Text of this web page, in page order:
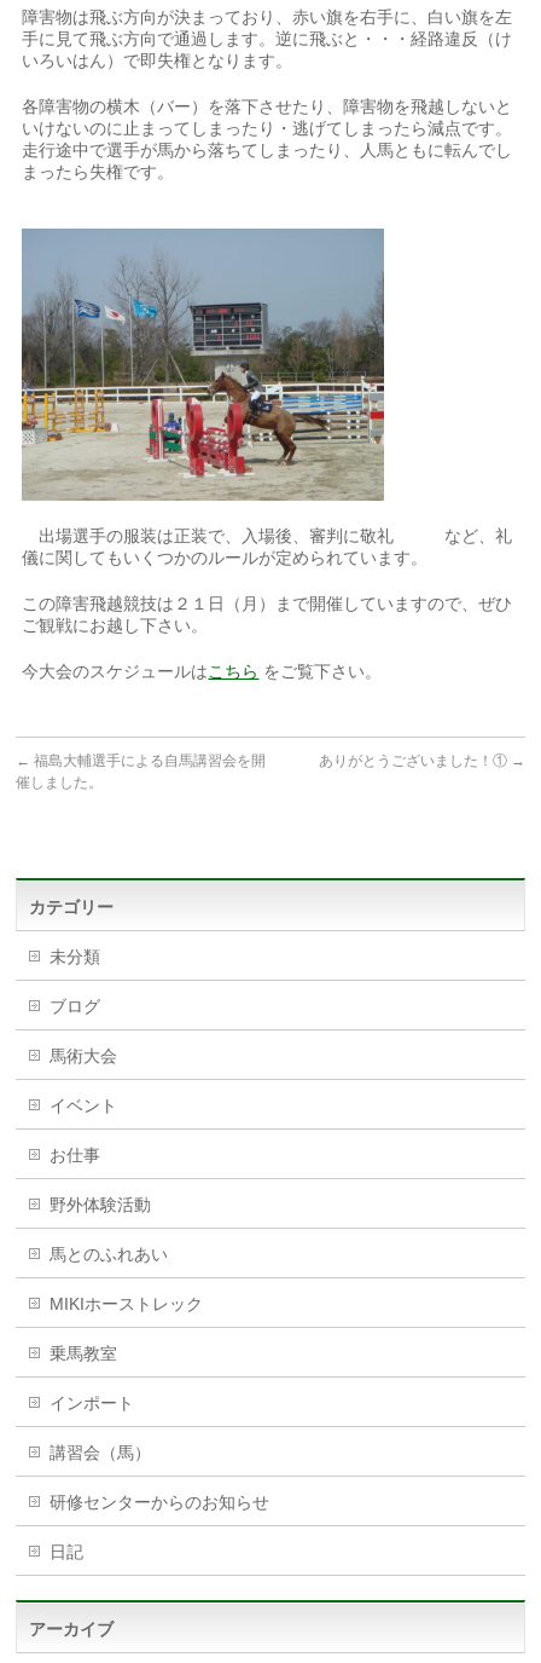
障害物は飛ぶ方向が決まっており、赤い旗を右手に、白い旗を左
手に見て飛ぶ方向で通過します。逆に飛ぶと・・・経路違反（け
いろいはん）で即失権となります。
各障害物の横木（バー）を落下させたり、障害物を飛越しないと
いけないのに止まってしまったり・逃げてしまったら減点です。
走行途中で選手が馬から落ちてしまったり、人馬ともに転んでし
まったら失権です。
出場選手の服装は正装で、入場後、審判に敬礼 など、礼
儀に関してもいくつかのルールが定められています。
この障害飛越競技は２１日（月）まで開催していますので、ぜひ
ご観戦にお越し下さい。
今大会のスケジュールはこちら をご覧下さい。
← 福島大輔選手による自馬講習会を開
催しました。
ありがとうございました！① →
カテゴリー
未分類
ブログ
馬術大会
イベント
お仕事
野外体験活動
馬とのふれあい
MIKIホーストレック
乗馬教室
インポート
講習会（馬）
研修センターからのお知らせ
日記
アーカイブ